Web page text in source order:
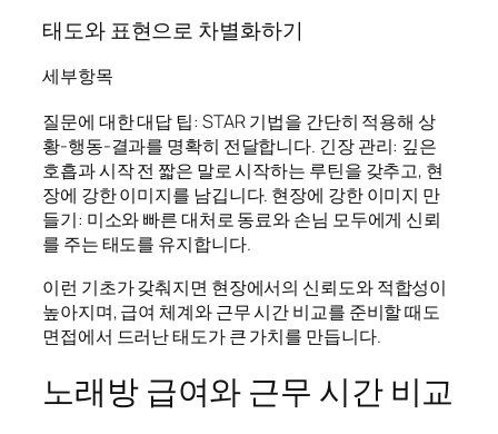
태도와 표현으로 차별화하기
세부항목
질문에 대한 대답 팁: STAR 기법을 간단히 적용해 상
황-행동-결과를 명확히 전달합니다. 긴장 관리: 깊은
호흡과 시작 전 짧은 말로 시작하는 루틴을 갖추고, 현
장에 강한 이미지를 남깁니다. 현장에 강한 이미지 만
들기: 미소와 빠른 대처로 동료와 손님 모두에게 신뢰
를 주는 태도를 유지합니다.
이런 기초가 갖춰지면 현장에서의 신뢰도와 적합성이
높아지며, 급여 체계와 근무 시간 비교를 준비할 때도
면접에서 드러난 태도가 큰 가치를 만듭니다.
노래방 급여와 근무 시간 비교